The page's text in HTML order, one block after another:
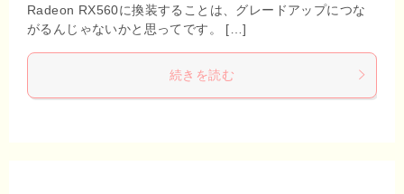
Radeon RX560に換装することは、グレードアップにつな
がるんじゃないかと思ってです。 […]
続きを読む